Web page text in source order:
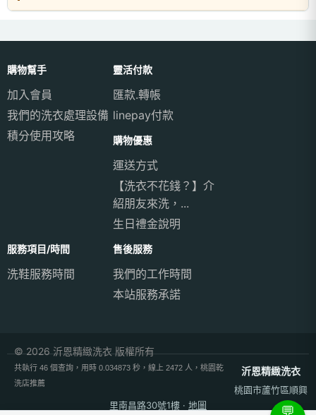
購物幫手
加入會員
我們的洗衣處理設備
積分使用攻略
靈活付款
匯款.轉帳
linepay付款
購物優惠
運送方式
【洗衣不花錢？】介
紹朋友來洗，...
生日禮金說明
服務項目/時間
洗鞋服務時間
售後服務
我們的工作時間
本站服務承諾
© 2026 沂恩精緻洗衣 版權所有
共執行 46 個查詢，用時 0.034873 秒，線上 2472 人，桃園乾
洗店推薦
沂恩精緻洗衣
桃園市蘆竹區順興
里南昌路30號1樓 · 地圖 💬